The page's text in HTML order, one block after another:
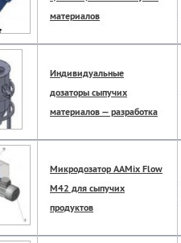
материалов
Индивидуальные
дозаторы сыпучих
материалов — разработка
Микродозатор AAMix Flow
M42 для сыпучих
продуктов